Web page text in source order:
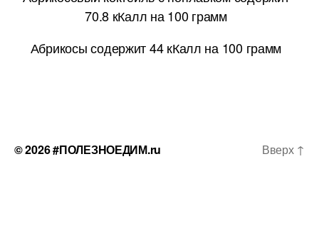
70.8 кКалл на 100 грамм
Абрикосы содержит 44 кКалл на 100 грамм
© 2026#ПОЛЕЗНОЕДИМ.ru Вверх ↑